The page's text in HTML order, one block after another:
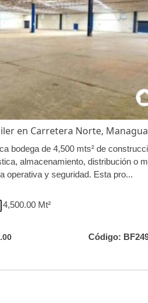
en Carretera Norte,
bodega de 4,500 mts² de
almacenamiento, distribución o
operativa y seguridad. Esta pro...
4,500.00 Mt²
Código: